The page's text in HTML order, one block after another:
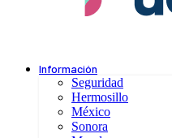
Información
Seguridad
Hermosillo
México
Sonora